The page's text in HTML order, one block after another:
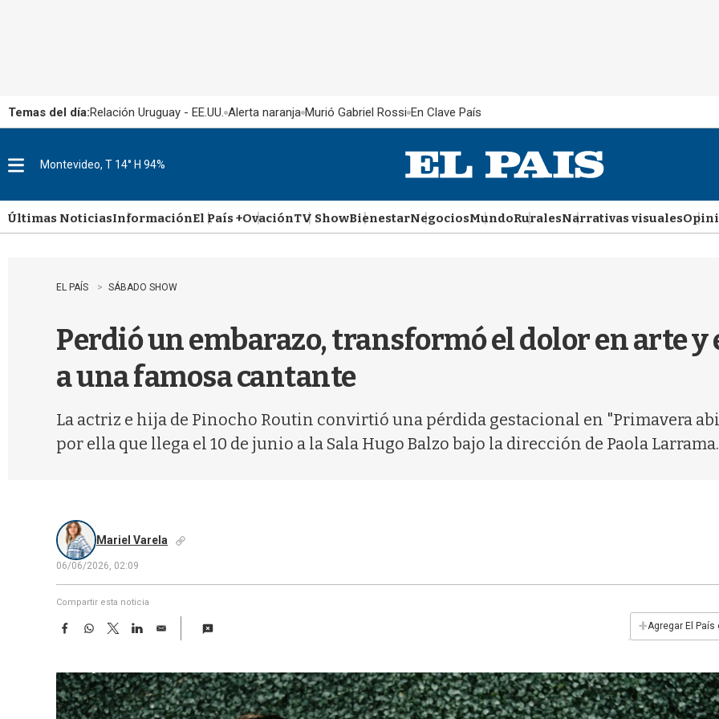
Temas del día:Relación Uruguay - EE.UU. Alerta naranja Murió Gabriel Rossi En Clave País
u
Montevideo, T 14° H 94%
Últimas NoticiasInformaciónEl País +OvaciónTV ShowBienestarNegociosMundoRuralesNarrativas visuales
EL PAÍS SÁBADO SHOW
Perdió un embarazo, transformó el dolor en arte
a una famosa cantante
La actriz e hija de Pinocho Routin convirtió una pérdida gestacional en "Primavera
por ella que llega el 10 de junio a la Sala Hugo Balzo bajo la dirección de Paola Larrama.
Mariel Varela
06/06/2026, 02:09
Compartir esta noticia
F
e
b
o
W
t
s
A
T
w
t
t
e
L
k
e
d
E
i
l
+Agregar El País